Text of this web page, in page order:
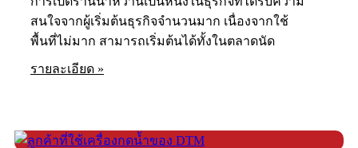
สนใจจากผู้เริ่มต้นธุรกิจจำนวนมาก เนื่องจากใช้
พื้นที่ไม่มาก สามารถเริ่มต้นได้ทั้งในตลาดนัด
รายละเอียด »